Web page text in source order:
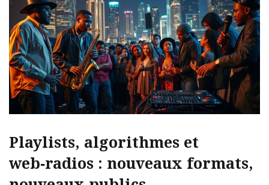
Playlists, algorithmes et
web‑radios : nouveaux formats,